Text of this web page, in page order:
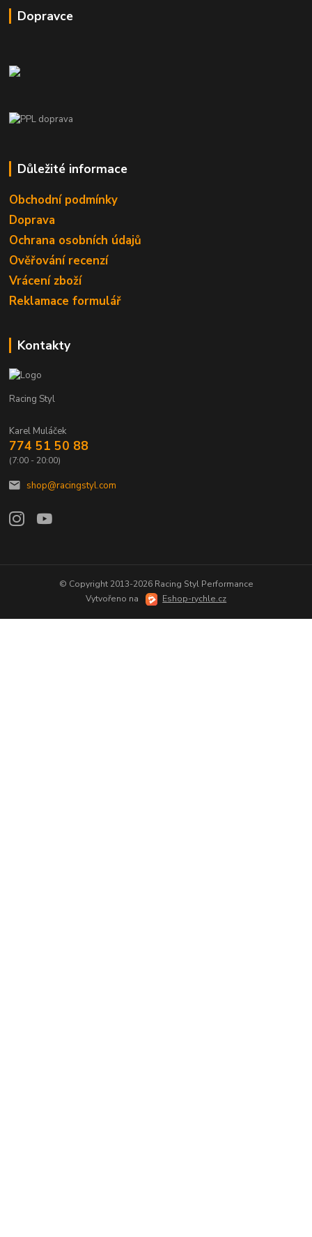
Dopravce
Důležité informace
Obchodní podmínky
Doprava
Ochrana osobních údajů
Ověřování recenzí
Vrácení zboží
Reklamace formulář
Kontakty
Racing Styl
Karel Muláček
774 51 50 88
(7:00 - 20:00)
shop@racingstyl.com
© Copyright 2013-2026 Racing Styl Performance
Vytvořeno na
Eshop-rychle.cz